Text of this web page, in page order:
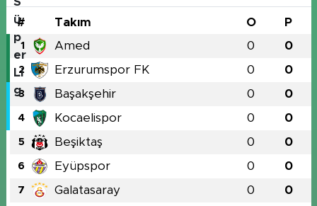
# Takım O P
1 Amed 0 0
2 Erzurumspor FK 0 0
3 Başakşehir 0 0
4 Kocaelispor 0 0
5 Beşiktaş 0 0
6 Eyüpspor 0 0
7 Galatasaray 0 0